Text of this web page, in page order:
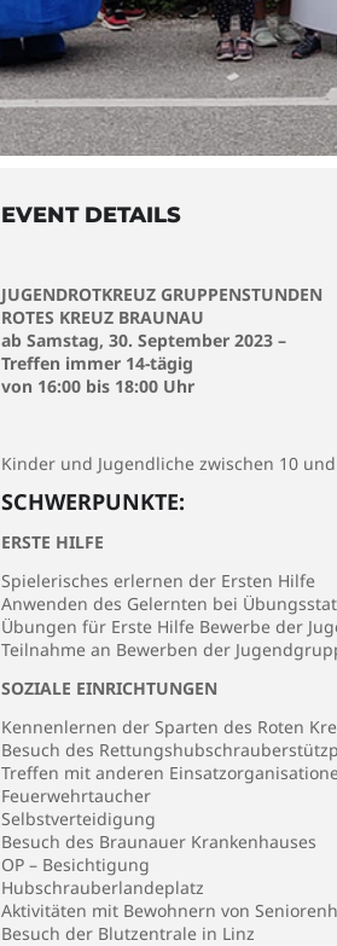
EVENT DETAILS
JUGENDROTKREUZ GRUPPENSTUNDEN
ROTES KREUZ BRAUNAU
ab Samstag, 30. September 2023 –
Treffen immer 14-tägig
von 16:00 bis 18:00 Uhr
Kinder und Jugendliche zwischen 10
SCHWERPUNKTE:
ERSTE HILFE
Spielerisches erlernen der Ersten Hilfe
Anwenden des Gelernten bei
Übungen für Erste Hilfe Bewerbe der
Teilnahme an Bewerben der
SOZIALE EINRICHTUNGEN
Kennenlernen der Sparten des Roten
Besuch des
Treffen mit anderen
Feuerwehrtaucher
Selbstverteidigung
Besuch des Braunauer Krankenhauses
OP – Besichtigung
Hubschrauberlandeplatz
Aktivitäten mit Bewohnern von
Besuch der Blutzentrale in Linz